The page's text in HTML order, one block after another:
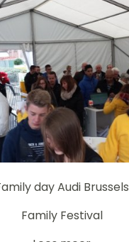
day Audi Brussels
Family Festival